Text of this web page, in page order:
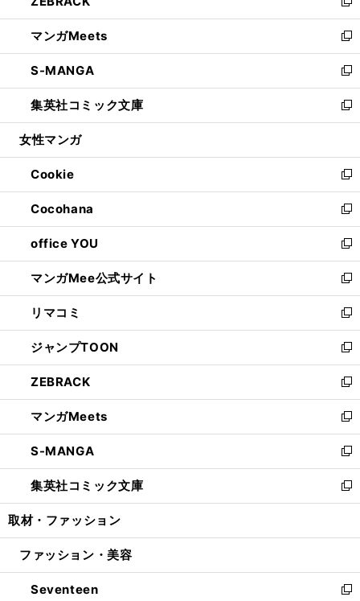
開
く
ウ
で
開
く
ィ
ン
ド
ウ
で
開
く
い
ウ
ィ
ン
ド
ウ
で
開
新
し
い
ウ
ィ
ン
ド
ウ
開
く
マンガMeets
新
し
い
ウ
ィ
ン
ウ
で
開
く
S-MANGA
新
し
い
ウ
ン
ド
ウ
で
開
く
集英社コミック文庫
新
し
ウ
ィ
ン
ド
ウ
で
開
く
女性マンガ
Cookie
新
し
い
ウ
ィ
ン
ド
ウ
で
開
く
Cocohana
新
し
い
ウ
ィ
ン
ド
ウ
で
開
く
office YOU
新
し
い
ウ
ィ
ン
ド
ウ
で
開
く
マンガMee公式サイト
新
し
い
ウ
ィ
ン
ド
ウ
で
開
く
リマコミ
新
し
い
ウ
ィ
ン
ド
ウ
で
開
く
ジャンプTOON
新
し
い
ウ
ィ
ン
ド
ウ
で
開
ZEBRACK
新
し
い
ウ
ィ
ン
ド
ウ
開
マンガMeets
新
し
い
ウ
ィ
ン
ウ
開
く
S-MANGA
新
し
い
ウ
ン
ウ
で
集英社コミック文庫
新
し
ウ
ン
ド
取材・ファッション
ファッション・美容
Seventeen
新